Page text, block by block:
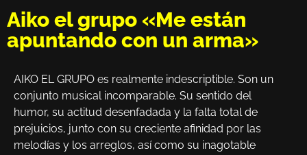
Aiko el grupo «Me están
apuntando con un arma»
AIKO EL GRUPO es realmente indescriptible. Son un
conjunto musical incomparable. Su sentido del
humor, su actitud desenfadada y la falta total de
prejuicios, junto con su creciente afinidad por las
melodías y los arreglos, así como su inagotable